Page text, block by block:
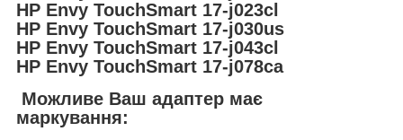
HP Envy TouchSmart 17-j023cl
HP Envy TouchSmart 17-j030us
HP Envy TouchSmart 17-j043cl
HP Envy TouchSmart 17-j078ca
Можливе Ваш адаптер має
маркування: